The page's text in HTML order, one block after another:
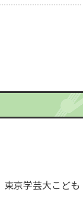
京学芸大こども